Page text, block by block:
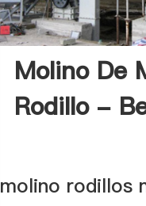
Molino De
Rodillo -
molino rodillos